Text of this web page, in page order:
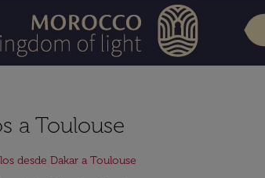
a Toulouse
desde Dakar a Toulouse